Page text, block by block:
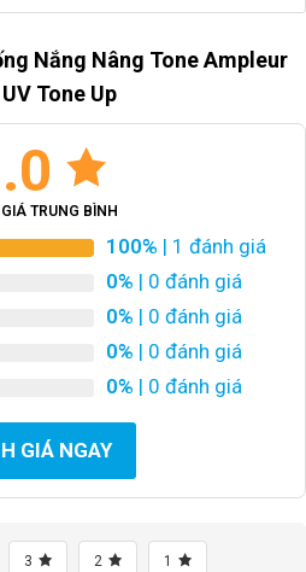
Nắng Nâng Tone Ampleur
Tone Up
TRUNG BÌNH
100% | 1 đánh giá
0% | 0 đánh giá
0% | 0 đánh giá
0% | 0 đánh giá
0% | 0 đánh giá
GIÁ NGAY
3 2 1